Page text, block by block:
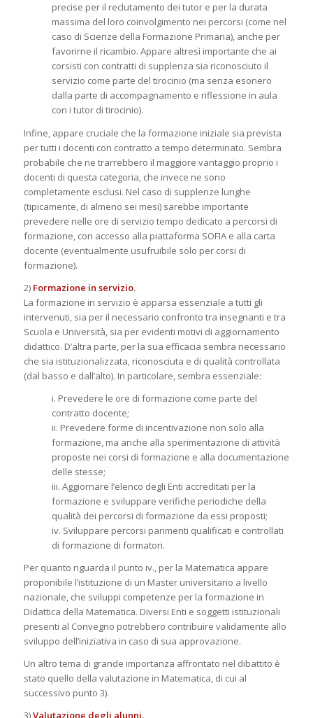
precise per il reclutamento dei tutor e per la durata
massima del loro coinvolgimento nei percorsi (come nel
caso di Scienze della Formazione Primaria), anche per
favorirne il ricambio. Appare altresì importante che ai
corsisti con contratti di supplenza sia riconosciuto il
servizio come parte del tirocinio (ma senza esonero
dalla parte di accompagnamento e riflessione in aula
con i tutor di tirocinio).
Infine, appare cruciale che la formazione iniziale sia prevista
per tutti i docenti con contratto a tempo determinato. Sembra
probabile che ne trarrebbero il maggiore vantaggio proprio i
docenti di questa categoria, che invece ne sono
completamente esclusi. Nel caso di supplenze lunghe
(tipicamente, di almeno sei mesi) sarebbe importante
prevedere nelle ore di servizio tempo dedicato a percorsi di
formazione, con accesso alla piattaforma SOFIA e alla carta
docente (eventualmente usufruibile solo per corsi di
formazione).
2) Formazione in servizio.
La formazione in servizio è apparsa essenziale a tutti gli
intervenuti, sia per il necessario confronto tra insegnanti e tra
Scuola e Università, sia per evidenti motivi di aggiornamento
didattico. D’altra parte, per la sua efficacia sembra necessario
che sia istituzionalizzata, riconosciuta e di qualità controllata
(dal basso e dall’alto). In particolare, sembra essenziale:
i. Prevedere le ore di formazione come parte del
contratto docente;
ii. Prevedere forme di incentivazione non solo alla
formazione, ma anche alla sperimentazione di attività
proposte nei corsi di formazione e alla documentazione
delle stesse;
iii. Aggiornare l’elenco degli Enti accreditati per la
formazione e sviluppare verifiche periodiche della
qualità dei percorsi di formazione da essi proposti;
iv. Sviluppare percorsi parimenti qualificati e controllati
di formazione di formatori.
Per quanto riguarda il punto iv., per la Matematica appare
proponibile l’istituzione di un Master universitario a livello
nazionale, che sviluppi competenze per la formazione in
Didattica della Matematica. Diversi Enti e soggetti istituzionali
presenti al Convegno potrebbero contribuire validamente allo
sviluppo dell’iniziativa in caso di sua approvazione.
Un altro tema di grande importanza affrontato nel dibattito è
stato quello della valutazione in Matematica, di cui al
successivo punto 3).
3)Valutazione degli alunni.